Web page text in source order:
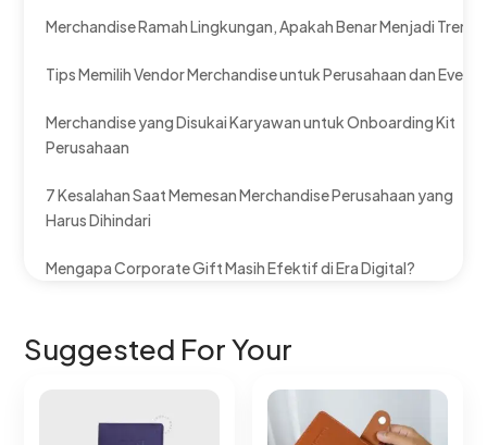
Merchandise Ramah Lingkungan, Apakah Benar Menjadi Tren?
Tips Memilih Vendor Merchandise untuk Perusahaan dan Event
Merchandise yang Disukai Karyawan untuk Onboarding Kit
Perusahaan
7 Kesalahan Saat Memesan Merchandise Perusahaan yang
Harus Dihindari
Mengapa Corporate Gift Masih Efektif di Era Digital?
Suggested For Your